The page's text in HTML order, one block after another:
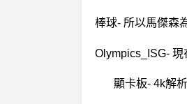
顯卡板- 4k解